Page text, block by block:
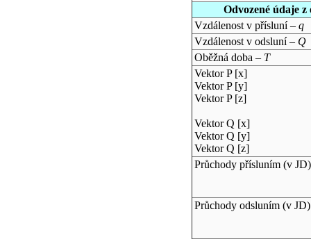
Odvozené údaje
Vzdálenost v přísluní – q
Vzdálenost v odsluní – Q
Oběžná doba – T
Vektor P [x]
Vektor P [y]
Vektor P [z]
Vektor Q [x]
Vektor Q [y]
Vektor Q [z]
Průchody přísluním (v JD)
Průchody odsluním (v JD)